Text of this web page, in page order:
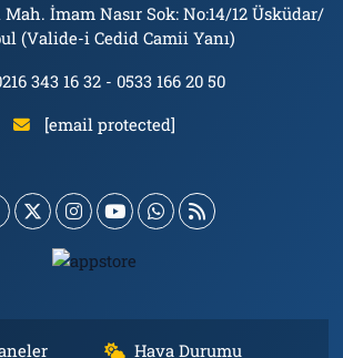
İmam Nasır Sok: No:14/12 Üsküdar/
(Valide-i Cedid Camii Yanı)
343 16 32 - 0533 166 20 50
[email protected]
Hava Durumu